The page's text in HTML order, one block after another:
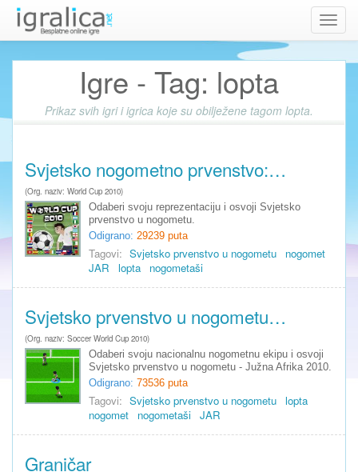
Igre - Tag: lopta
Prikaz svih igri i igrica koje su obilježene tagom lopta.
Svjetsko nogometno prvenstvo:…
(Org. naziv: World Cup 2010)
Odaberi svoju reprezentaciju i osvoji Svjetsko
prvenstvo u nogometu.
Odigrano: 29239 puta
Tagovi: Svjetsko prvenstvo u nogometu
nogomet
JAR
lopta nogometaši
Svjetsko prvenstvo u nogometu…
(Org. naziv: Soccer World Cup 2010)
Odaberi svoju nacionalnu nogometnu ekipu i osvoji
Svjetsko prvenstvo u nogometu - Južna Afrika 2010.
Odigrano: 73536 puta
Tagovi: Svjetsko prvenstvo u nogometu lopta
nogomet
nogometaši JAR
Graničar